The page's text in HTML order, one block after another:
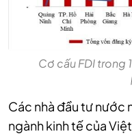
Cơ cấu FDI trong
Các nhà đầu tư nước
ngành kinh tế của